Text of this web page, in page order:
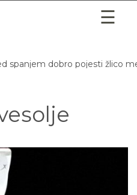
spanjem dobro pojesti žlico